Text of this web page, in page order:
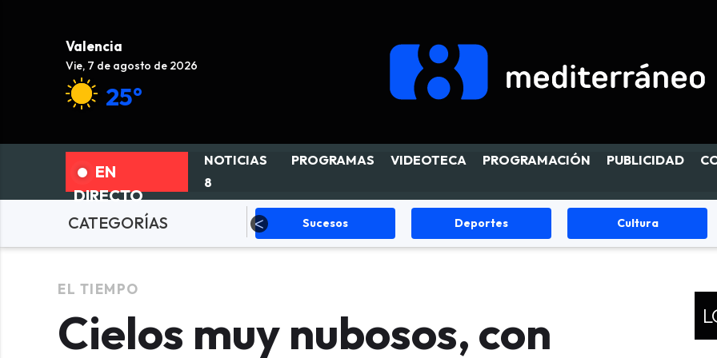
Valencia
Vie, 7 de agosto de 2026
25°
EN
DIRECTO
NOTICIAS
8
PROGRAMAS VIDEOTECA PROGRAMACIÓN PUBLICIDAD
CATEGORÍASSucesos Deportes Cultura Fiestas
EL TIEMPO
Cielos muy nubosos, con